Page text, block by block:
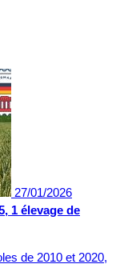
27/01/2026
1 élevage de
de 2010 et 2020,